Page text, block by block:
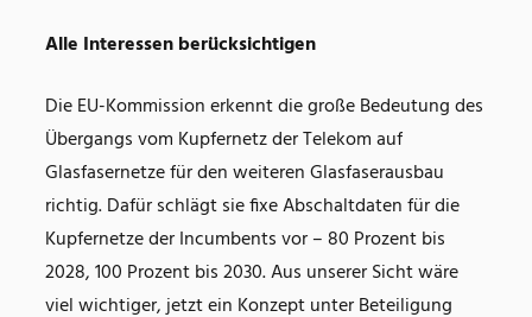
Alle Interessen berücksichtigen
Die EU-Kommission erkennt die große Bedeutung des
Übergangs vom Kupfernetz der Telekom auf
Glasfasernetze für den weiteren Glasfaserausbau
richtig. Dafür schlägt sie fixe Abschaltdaten für die
Kupfernetze der Incumbents vor – 80 Prozent bis
2028, 100 Prozent bis 2030. Aus unserer Sicht wäre
viel wichtiger, jetzt ein Konzept unter Beteiligung